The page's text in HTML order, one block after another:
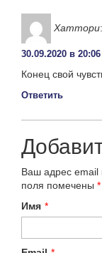
Хаттори:
30.09.2020 в 20:06
Конец свой
Ответить
Ваш адрес email
поля помечены *
Имя *